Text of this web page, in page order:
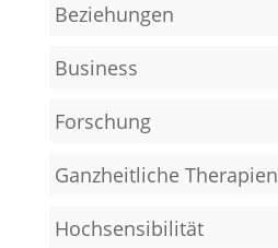
Beziehungen
Business
Forschung
Ganzheitliche Therapien
Hochsensibilität